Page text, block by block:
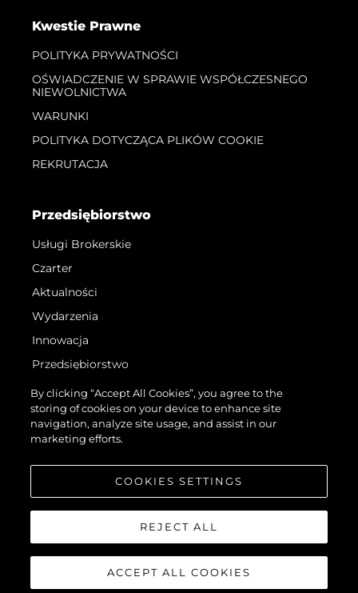
Kwestie Prawne
POLITYKA PRYWATNOŚCI
OŚWIADCZENIE W SPRAWIE WSPÓŁCZESNEGO
NIEWOLNICTWA
WARUNKI
POLITYKA DOTYCZĄCA PLIKÓW COOKIE
REKRUTACJA
Przedsiębiorstwo
Usługi Brokerskie
Czarter
Aktualności
Wydarzenia
Innowacja
Przedsiębiorstwo
Zespół
Styl Życia
Tradycja
©.2026 Sunseeker London Group.Wszelkie prawa zastrzeżone.
By clicking “Accept All Cookies”, you agree to the
storing of cookies on your device to enhance site
navigation, analyze site usage, and assist in our
marketing efforts.
COOKIES SETTINGS
REJECT ALL
ACCEPT ALL COOKIES